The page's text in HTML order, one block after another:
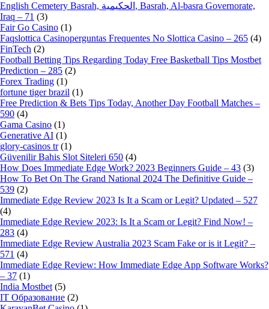
English Cemetery Basrah, الحكيمية, Basrah, Al-basra Governorate,
Iraq – 71 (3)
Fair Go Casino (1)
Faq️slottica Casinoperguntas Frequentes No Slottica Casino – 265 (4)
FinTech (2)
Football Betting Tips Regarding Today Free Basketball Tips Mostbet
Prediction – 285 (2)
Forex Trading (1)
fortune tiger brazil (1)
Free Prediction & Bets Tips Today, Another Day Football Matches –
590 (4)
Gama Casino (1)
Generative AI (1)
glory-casinos tr (1)
Güvenilir Bahis Slot Siteleri 650 (4)
How Does Immediate Edge Work? 2023 Beginners Guide – 43 (3)
How To Bet On The Grand National 2024 The Definitive Guide –
539 (2)
Immediate Edge Review 2023 Is It a Scam or Legit? Updated – 527
(4)
Immediate Edge Review 2023: Is It a Scam or Legit? Find Now! –
283 (4)
Immediate Edge Review Australia 2023 Scam Fake or is it Legit? –
571 (4)
Immediate Edge Review: How Immediate Edge App Software Works?
– 37 (1)
India Mostbet (5)
IT Образование (2)